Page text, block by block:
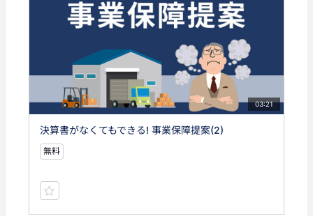
03:21
決算書がなくてもできる! 事業保障提案(2)
無料